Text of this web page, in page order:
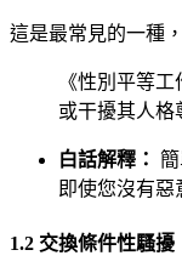
這是最常見的一種
《性別平等
或干擾其人格
白話解釋：
即使您沒有
1.2 交換條件性騷擾